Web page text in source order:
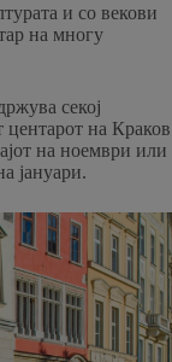
и со векови
на многу
секој
центарот на Краков
на ноември или
јануари.